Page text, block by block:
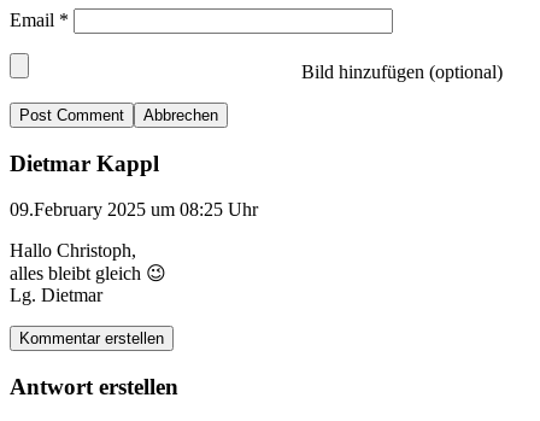
Email *
Bild hinzufügen (optional)
Abbrechen
Dietmar Kappl
09.February 2025 um 08:25 Uhr
Hallo Christoph,
alles bleibt gleich 😉
Lg. Dietmar
Kommentar erstellen
Antwort erstellen